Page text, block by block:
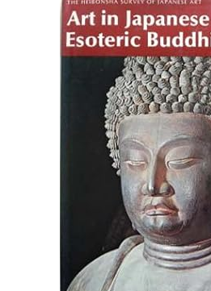
Kunst & Sammlerstücke
Verkäufer
SCHLIESSEN